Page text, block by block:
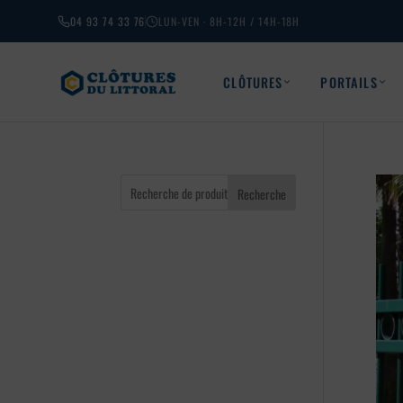
04 93 74 33 76 LUN-VEN · 8H-12H / 14H-18H
CLÔTURES PORTAILS
Recherche